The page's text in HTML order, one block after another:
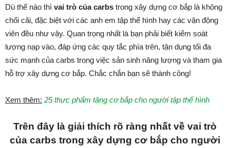
Dù thế nào thì vai trò của carbs trong xây dựng cơ bắp là không
chối cãi, đặc biệt với các anh em tập thể hình hay các vận động
viên đều như vậy. Quan trọng nhất là bạn phải biết kiểm soát
lượng nạp vào, đáp ứng các quy tắc phía trên, tận dụng tối đa
sức mạnh của carbs trong việc sản sinh năng lượng và tham gia
hỗ trợ xây dựng cơ bắp. Chắc chắn bạn sẽ thành công!
Xem thêm: 25 thực phẩm tăng cơ bắp cho người tập thể hình
Trên đây là giải thích rõ ràng nhất về vai trò
của carbs trong xây dựng cơ bắp cho người